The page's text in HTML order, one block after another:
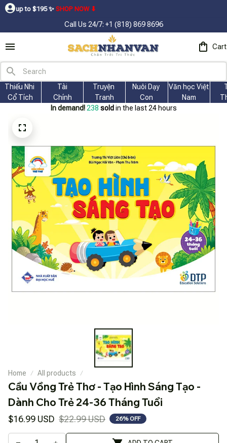
✨ㅤSHOP NOW ⬇
Call Us 24/7: +1 (818) 869 8696
Cart
Thiếu Nhi
Cổ Tích
Tài
Chính
Truyện
Tranh
Nuôi Dạy
Con
Văn học Việt
Nam
In demand! 239 sold in the last 24 hours
Home All products
Cầu Vồng Trẻ Thơ - Tạo Hình Sáng Tạo -
Dành Cho Trẻ 24-36 Tháng Tuổi
$16.99 USD $22.99 USD 26% OFF